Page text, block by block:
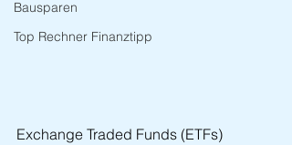
Bausparen
Top Rechner Finanztipp
Exchange Traded Funds (ETFs)